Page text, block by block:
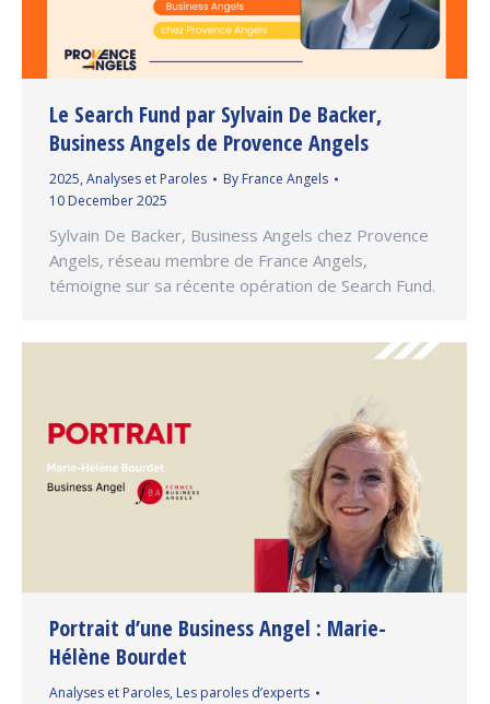
Le Search Fund par Sylvain De Backer,
Business Angels de Provence Angels
2025, Analyses et Paroles By France Angels
10 December 2025
Sylvain De Backer, Business Angels chez Provence
Angels, réseau membre de France Angels,
témoigne sur sa récente opération de Search Fund.
Portrait d’une Business Angel : Marie-
Hélène Bourdet
Analyses et Paroles, Les paroles d’experts